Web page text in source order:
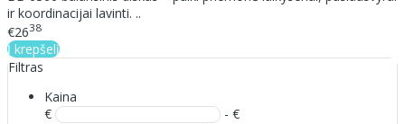
ir koordinacijai lavinti. ..
€2638
Į krepšelį
Filtras
Kaina
€
- €